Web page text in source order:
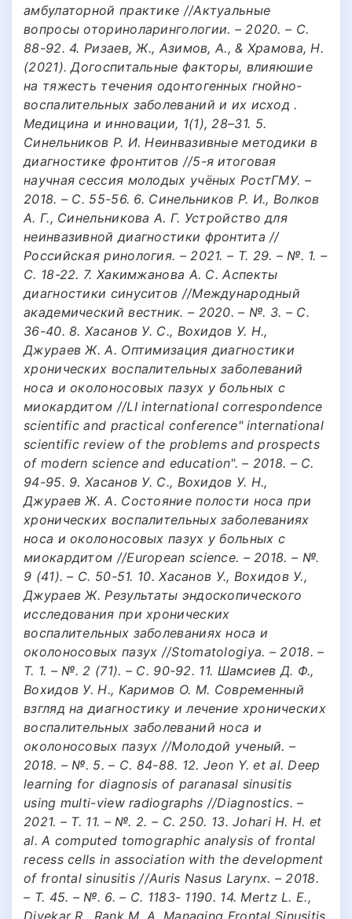
амбулаторной практике //Актуальные
вопросы оториноларингологии. – 2020. – С.
88-92. 4. Ризаев, Ж., Азимов, А., & Храмова, Н.
(2021). Догоспитальные факторы, влияюшие
на тяжесть течения одонтогенных гнойно-
воспалительных заболеваний и их исход .
Медицина и инновации, 1(1), 28–31. 5.
Синельников Р. И. Неинвазивные методики в
диагностике фронтитов //5-я итоговая
научная сессия молодых учёных РостГМУ. –
2018. – С. 55-56. 6. Синельников Р. И., Волков
А. Г., Синельникова А. Г. Устройство для
неинвазивной диагностики фронтита //
Российская ринология. – 2021. – Т. 29. – №. 1. –
С. 18-22. 7. Хакимжанова А. С. Аспекты
диагностики синуситов //Международный
академический вестник. – 2020. – №. 3. – С.
36-40. 8. Хасанов У. С., Вохидов У. Н.,
Джураев Ж. А. Оптимизация диагностики
хронических воспалительных заболеваний
носа и околоносовых пазух у больных с
миокардитом //LI international correspondence
scientific and practical conference" international
scientific review of the problems and prospects
of modern science and education". – 2018. – С.
94-95. 9. Хасанов У. С., Вохидов У. Н.,
Джураев Ж. А. Состояние полости носа при
хронических воспалительных заболеваниях
носа и околоносовых пазух у больных с
миокардитом //European science. – 2018. – №.
9 (41). – С. 50-51. 10. Хасанов У., Вохидов У.,
Джураев Ж. Результаты эндоскопического
исследования при хронических
воспалительных заболеваниях носа и
околоносовых пазух //Stomatologiya. – 2018. –
Т. 1. – №. 2 (71). – С. 90-92. 11. Шамсиев Д. Ф.,
Вохидов У. Н., Каримов О. М. Современный
взгляд на диагностику и лечение хронических
воспалительных заболеваний носа и
околоносовых пазух //Молодой ученый. –
2018. – №. 5. – С. 84-88. 12. Jeon Y. et al. Deep
learning for diagnosis of paranasal sinusitis
using multi-view radiographs //Diagnostics. –
2021. – Т. 11. – №. 2. – С. 250. 13. Johari H. H. et
al. A computed tomographic analysis of frontal
recess cells in association with the development
of frontal sinusitis //Auris Nasus Larynx. – 2018.
– Т. 45. – №. 6. – С. 1183- 1190. 14. Mertz L. E.,
Divekar R., Rank M. A. Managing Frontal Sinusitis